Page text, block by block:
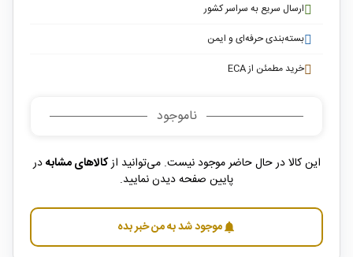
ارسال سریع به سراسر کشور
بسته‌بندی حرفه‌ای و ایمن
خرید مطمئن از ECA
ناموجود
این کالا در حال حاضر موجود نیست. می‌توانید ازکالاهای مشابهدر
پایین صفحه دیدن نمایید.
notificationsموجود شد به من خبر بده